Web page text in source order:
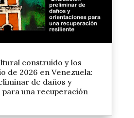
construido y los
de 2026 en Venezuela:
de daños y
una recuperación